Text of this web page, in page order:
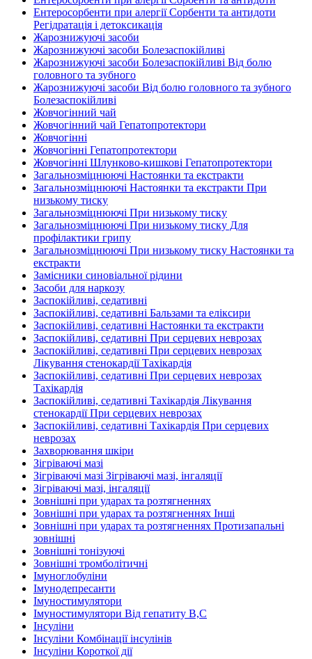
Ентеросорбенти при алергії Сорбенти та антидоти
Регідратація і детоксикація
Жарознижуючі засоби
Жарознижуючі засоби Болезаспокійливі
Жарознижуючі засоби Болезаспокійливі Від болю
головного та зубного
Жарознижуючі засоби Від болю головного та зубного
Болезаспокійливі
Жовчогінний чай
Жовчогінний чай Гепатопротектори
Жовчогінні
Жовчогінні Гепатопротектори
Жовчогінні Шлунково-кишкові Гепатопротектори
Загальнозміцнюючі Настоянки та екстракти
Загальнозміцнюючі Настоянки та екстракти При
низькому тиску
Загальнозміцнюючі При низькому тиску
Загальнозміцнюючі При низькому тиску Для
профілактики грипу
Загальнозміцнюючі При низькому тиску Настоянки та
екстракти
Замісники синовіальної рідини
Засоби для наркозу
Заспокійливі, седативні
Заспокійливі, седативні Бальзами та еліксири
Заспокійливі, седативні Настоянки та екстракти
Заспокійливі, седативні При серцевих неврозах
Заспокійливі, седативні При серцевих неврозах
Лікування стенокардії Тахікардія
Заспокійливі, седативні При серцевих неврозах
Тахікардія
Заспокійливі, седативні Тахікардія Лікування
стенокардії При серцевих неврозах
Заспокійливі, седативні Тахікардія При серцевих
неврозах
Захворювання шкіри
Зігріваючі мазі
Зігріваючі мазі Зігріваючі мазі, інгаляції
Зігріваючі мазі, інгаляції
Зовнішні при ударах та розтягненнях
Зовнішні при ударах та розтягненнях Інші
Зовнішні при ударах та розтягненнях Протизапальні
зовнішні
Зовнішні тонізуючі
Зовнішні тромболітичні
Імуноглобуліни
Імунодепресанти
Імуностимулятори
Імуностимулятори Від гепатиту В,С
Інсуліни
Інсуліни Комбінації інсулінів
Інсуліни Короткої дії